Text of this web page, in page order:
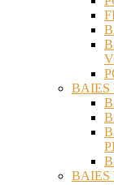
BAIES
BAIES